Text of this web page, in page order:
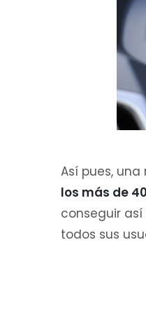
Así pues,
los más de
conseguir
todos sus